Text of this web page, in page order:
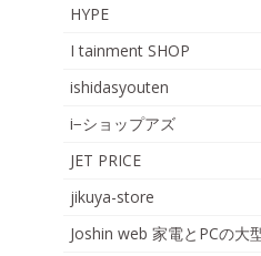
HYPE
I tainment SHOP
ishidasyouten
i−ショップアズ
JET PRICE
jikuya-store
Joshin web 家電とPCの大